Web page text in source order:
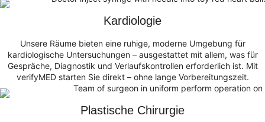
Kardiologie
Unsere Räume bieten eine ruhige, moderne Umgebung für
kardiologische Untersuchungen – ausgestattet mit allem, was für
Gespräche, Diagnostik und Verlaufskontrollen erforderlich ist. Mit
verifyMED starten Sie direkt – ohne lange Vorbereitungszeit.
Plastische Chirurgie